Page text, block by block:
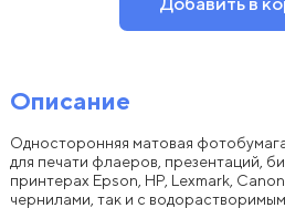
Описание
Односторонняя матовая
для печати флаеров, презентаций,
принтерах Epson, HP, Lexmark,
чернилами, так и с